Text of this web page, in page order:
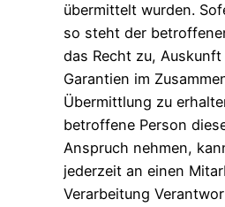
übermittelt wurden.
so steht der
das Recht zu,
Garantien im
Übermittlung zu
betroffene Person
Anspruch nehmen,
jederzeit an einen
Verarbeitung